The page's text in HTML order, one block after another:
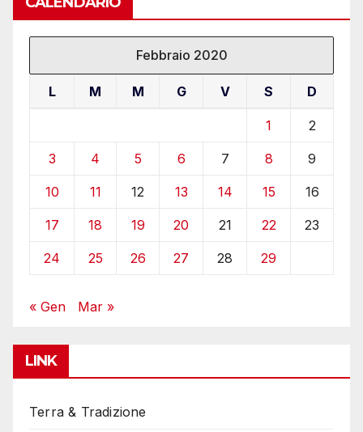
Febbraio 2020
L M M G V S D
1 2
3 4 5 6 7 8 9
10 11 12 13 14 15 16
17 18 19 20 21 22 23
24 25 26 27 28 29
« Gen Mar »
LINK
Terra & Tradizione